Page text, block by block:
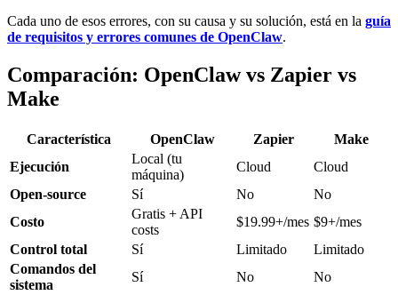
Cada uno de esos errores, con su causa y su solución, está en la guía
de requisitos y errores comunes de OpenClaw.
Comparación: OpenClaw vs Zapier vs
Make
Característica OpenClaw Zapier
Make
Ejecución
Local (tu
máquina)
Cloud
Cloud
Open-source
Sí No
No
Costo
Gratis + API
costs
$19.99+/mes $9+/mes
Control total
Sí Limitado
Limitado
Comandos del
sistema
Sí No
No